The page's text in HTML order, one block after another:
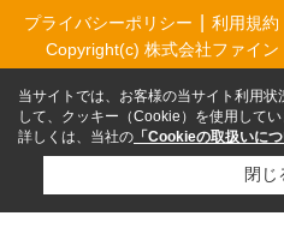
プライバシーポリシー 利用規約
Copyright(c) 株式会社ファイ
当サイトでは、お客様の当サイト利用
して、クッキー（Cookie）を使用してい
詳しくは、当社の 「Cookieの取扱いにつ
閉じ